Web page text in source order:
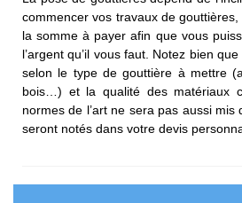
commencer vos travaux de gouttières,
la somme à payer afin que vous
l’argent qu’il vous faut. Notez bien
selon le type de gouttière à mettre
bois…) et la qualité des matériaux
normes de l’art ne sera pas aussi mis
seront notés dans votre devis